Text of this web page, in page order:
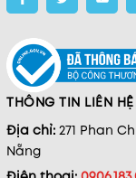
THÔNG TIN LIÊN HỆ
Địa chỉ: 271 Phan
Nẵng